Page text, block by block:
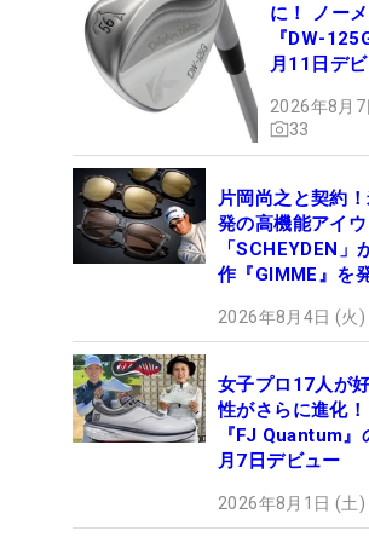
に！ ノー
『DW-
月11日デ
2026年8月
33
片岡尚之と契約
発の高機能アイ
「SCHEYDEN
作『GIMME』を
2026年8月4日 (火
女子プロ17人が
性がさらに進化
『FJ Quantum
月7日デビュー
2026年8月1日 (土